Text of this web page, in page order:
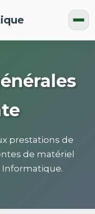
prestations de
de matériel
Informatique.